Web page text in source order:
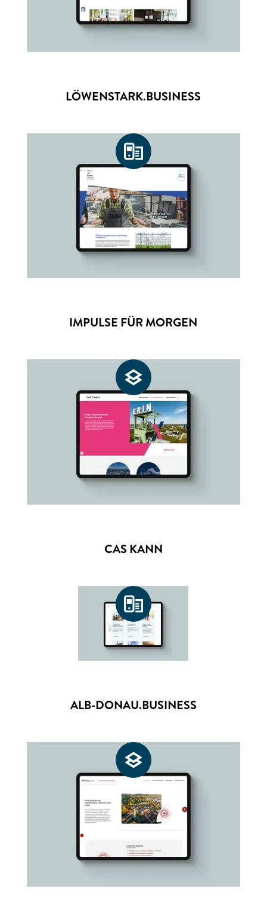
LÖWENSTARK.BUSINESS
IMPULSE FÜR MORGEN
CAS KANN
ALB-DONAU.BUSINESS